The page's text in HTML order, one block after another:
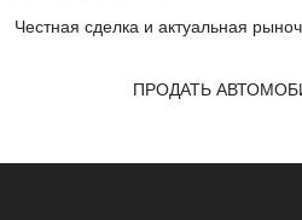
Честная сделка и актуальная
ПРОДАТЬ